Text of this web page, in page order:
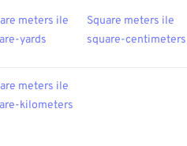
meters ile
yards
Square meters ile
square-centimeters
meters ile
kilometers